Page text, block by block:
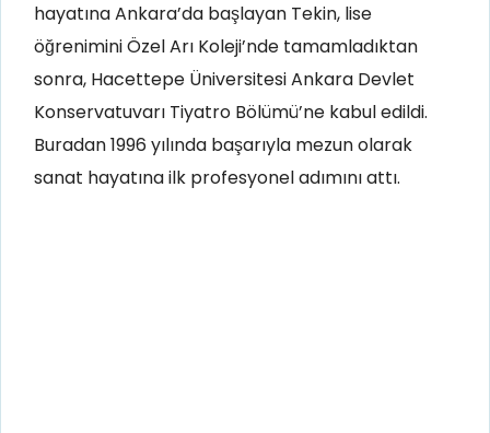
hayatına Ankara’da başlayan Tekin, lise
öğrenimini Özel Arı Koleji’nde tamamladıktan
sonra, Hacettepe Üniversitesi Ankara Devlet
Konservatuvarı Tiyatro Bölümü’ne kabul edildi.
Buradan 1996 yılında başarıyla mezun olarak
sanat hayatına ilk profesyonel adımını attı.